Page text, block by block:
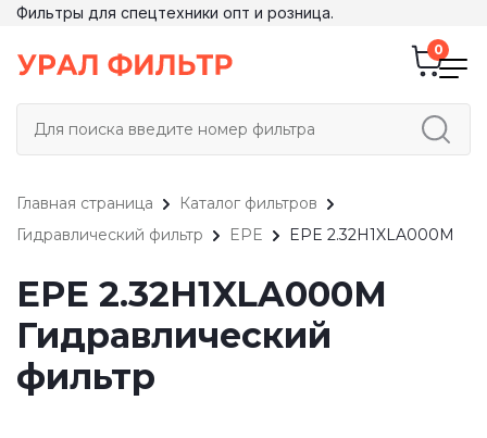
Фильтры для спецтехники опт и розница.
Главная страница
Каталог фильтров
Гидравлический фильтр
EPE EPE 2.32H1XLA000M
EPE 2.32H1XLA000M
Гидравлический
фильтр